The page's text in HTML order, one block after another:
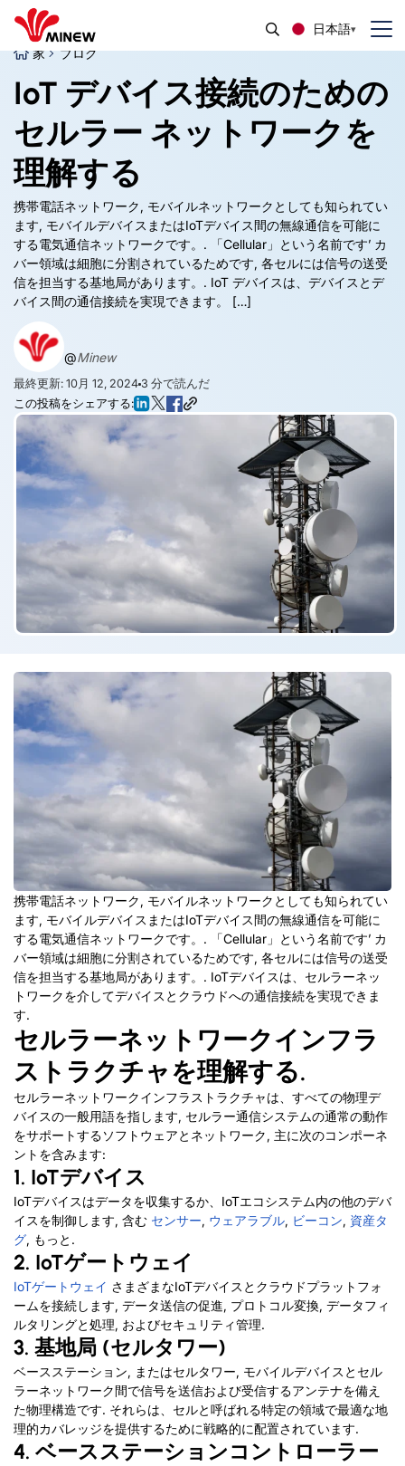
日本語
家
ブログ
IoT デバイス接続のための
セルラー ネットワークを
理解する
携帯電話ネットワーク, モバイルネットワークとしても知られてい
ます, モバイルデバイスまたはIoTデバイス間の無線通信を可能に
する電気通信ネットワークです。. 「Cellular」という名前です’ カ
バー領域は細胞に分割されているためです, 各セルには信号の送受
信を担当する基地局があります。. IoT デバイスは、デバイスとデ
バイス間の通信接続を実現できます。 […]
@Minew
最終更新: 10月 12, 2024 3 分で読んだ
この投稿をシェアする:
携帯電話ネットワーク, モバイルネットワークとしても知られてい
ます, モバイルデバイスまたはIoTデバイス間の無線通信を可能に
する電気通信ネットワークです。. 「Cellular」という名前です’ カ
バー領域は細胞に分割されているためです, 各セルには信号の送受
信を担当する基地局があります。. IoTデバイスは、セルラーネッ
トワークを介してデバイスとクラウドへの通信接続を実現できま
す.
セルラーネットワークインフラ
ストラクチャを理解する.
セルラーネットワークインフラストラクチャは、すべての物理デ
バイスの一般用語を指します, セルラー通信システムの通常の動作
をサポートするソフトウェアとネットワーク, 主に次のコンポーネ
ントを含みます:
1. IoTデバイス
IoTデバイスはデータを収集するか、IoTエコシステム内の他のデバ
イスを制御します, 含む センサー, ウェアラブル, ビーコン, 資産タ
グ, もっと.
2. IoTゲートウェイ
IoTゲートウェイ さまざまなIoTデバイスとクラウドプラットフォ
ームを接続します, データ送信の促進, プロトコル変換, データフィ
ルタリングと処理, およびセキュリティ管理.
3. 基地局 (セルタワー)
ベースステーション, またはセルタワー, モバイルデバイスとセル
ラーネットワーク間で信号を送信および受信するアンテナを備え
た物理構造です. それらは、セルと呼ばれる特定の領域で最適な地
理的カバレッジを提供するために戦略的に配置されています.
4. ベースステーションコントローラー